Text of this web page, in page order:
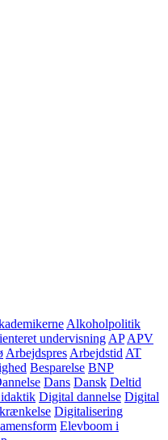
Alkoholpolitik
undervisning AP APV
Arbejdspres Arbejdstid AT
Besparelse BNP
Dans Dansk Deltid
Digital dannelse Digital
Digitalisering
Elevboom i